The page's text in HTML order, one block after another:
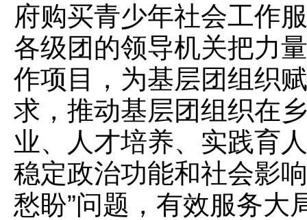
府购买青少年社会工作
各级团的领导机关把力
作项目，为基层团组织
求，推动基层团组织在
业、人才培养、实践育
稳定政治功能和社会影
愁盼”问题，有效服务大